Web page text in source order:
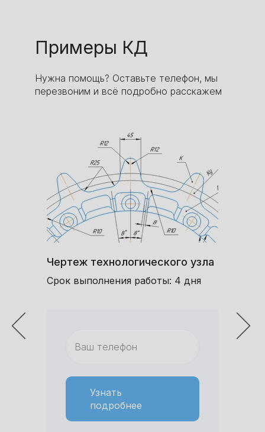
Примеры КД
Нужна помощь? Оставьте телефон, мы
перезвоним и всё подробно расскажем
Чертеж технологического узла
Срок выполнения работы: 4 дня
Узнать
подробнее